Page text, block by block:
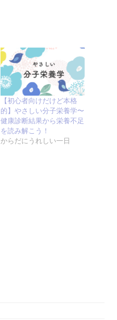
【初心者向けだけど本格
的】やさしい分子栄養学〜
健康診断結果から栄養不足
を読み解こう！
からだにうれしい一日